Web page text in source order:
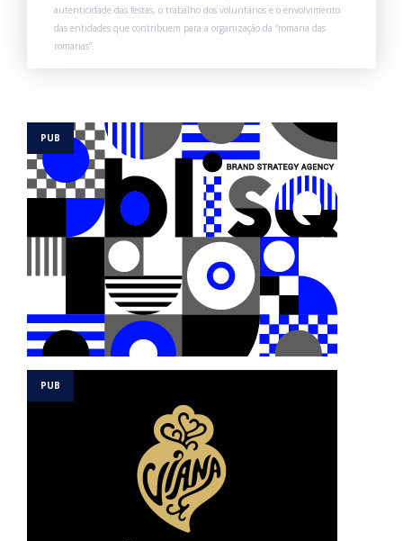
autenticidade das festas, o trabalho dos voluntários e o envolvimento
das entidades que contribuem para a organização da “romaria das
romarias”.